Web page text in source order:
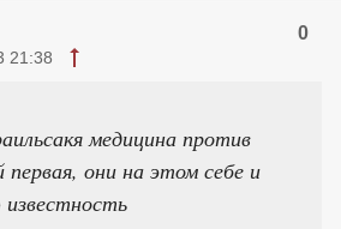
0
21:38
медицина против
первая, они на этом себе и